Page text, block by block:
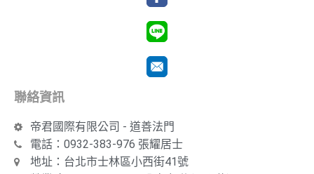
聯絡資訊
帝君國際有限公司 - 道善法門
電話：0932-383-976 張耀居士
地址：台北市士林區小西街41號